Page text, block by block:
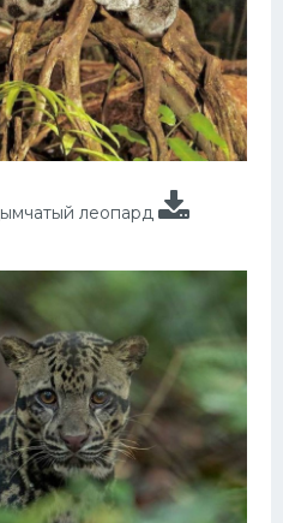
леопард